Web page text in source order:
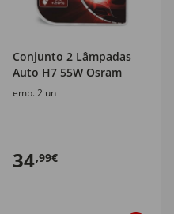
Conjunto 2 Lâmpadas
Auto H7 55W Osram
emb. 2 un
34,99€